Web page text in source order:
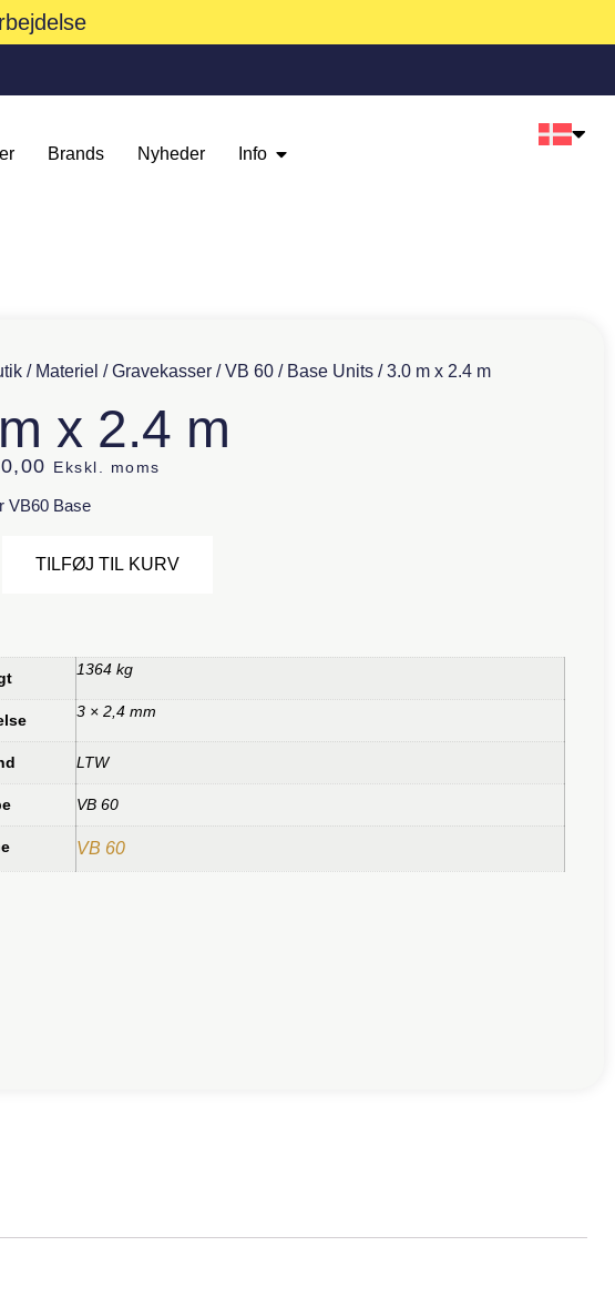
Brands Nyheder Info
/ Materiel /Gravekasser /VB 60 / Base Units / 3.0 m x 2.4 m
x 2.4 m
Ekskl. moms
VB60 Base
TILFØJ TIL KURV
1364 kg
3 × 2,4 mm
LTW
VB 60
VB 60